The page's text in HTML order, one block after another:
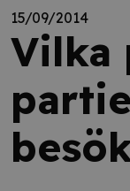
15/09/2014
Vilka